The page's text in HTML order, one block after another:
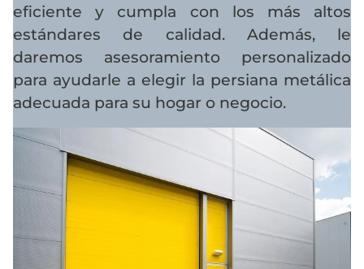
eficiente y cumpla con los más altos
estándares de calidad. Además, le
daremos asesoramiento personalizado
para ayudarle a elegir la persiana metálica
adecuada para su hogar o negocio.